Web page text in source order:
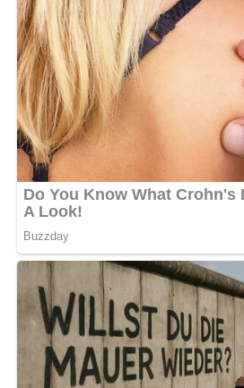
Petersiliegeformt und sanft gegart
für eine angenehme Sättigung und
Wildsuppe geschmacklich ab. Heiß
als wärmende Haupt- oder
Kalorien pro Portion:
320–380
Zubereitungszeit:
90 Minuten